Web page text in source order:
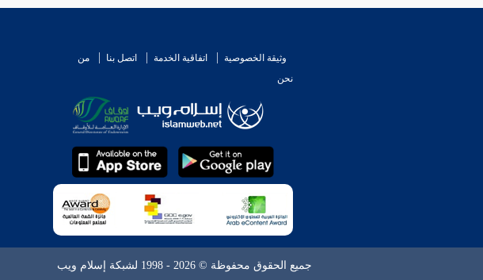
وثيقة الخصوصية اتفاقية الخدمة اتصل بنا
من
نحن
جميع الحقوق محفوظة © 2026 - 1998 لشبكة إسلام ويب